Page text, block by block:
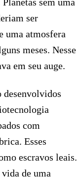
ser
uma atmosfera
meses. Nesse
em seu auge.
desenvolvidos
com
Esses
escravos leais.
de uma